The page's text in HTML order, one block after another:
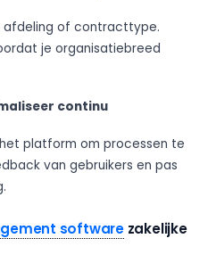
afdeling of contracttype.
je organisatiebreed
continu
platform om processen te
van gebruikers en pas
softwarezakelijke